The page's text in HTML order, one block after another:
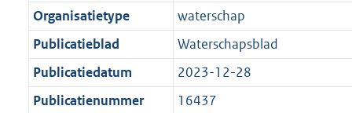
Organisatietype
waterschap
Publicatieblad
Waterschapsblad
Publicatiedatum
2023-12-28
Publicatienummer
16437